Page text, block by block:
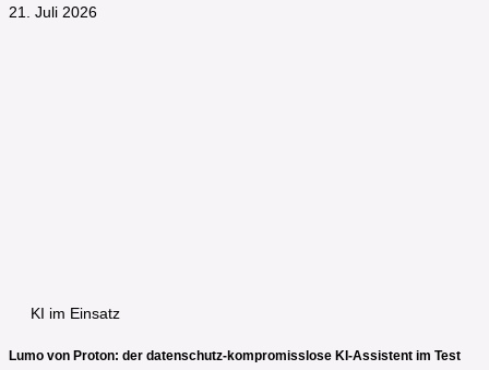
21. Juli 2026
KI im Einsatz
Lumo von Proton: der datenschutz-kompromisslose KI-Assistent im Test